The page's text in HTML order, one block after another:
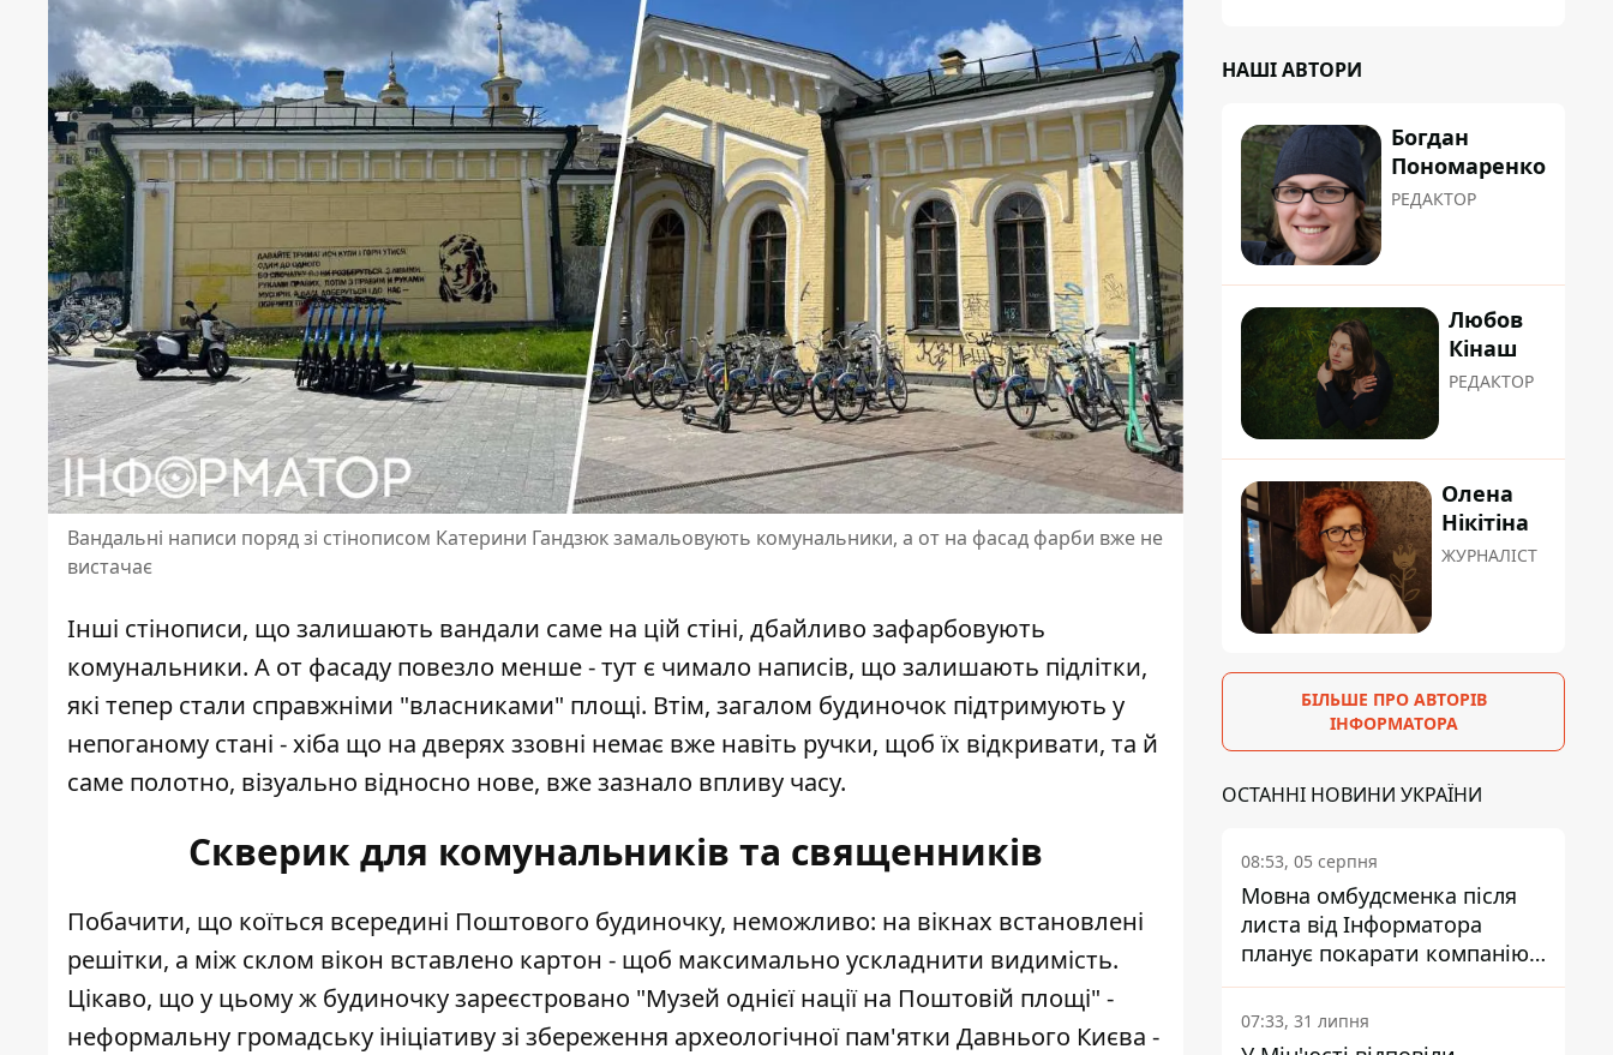
Вандальні написи поряд зі стінописом Катерини Гандзюк замальовують комунальники, а от на фасад фарби вже не
вистачає
Інші стінописи, що залишають вандали саме на цій стіні, дбайливо зафарбовують
комунальники. А от фасаду повезло менше - тут є чимало написів, що залишають підлітки,
які тепер стали справжніми "власниками" площі. Втім, загалом будиночок підтримують у
непоганому стані - хіба що на дверях ззовні немає вже навіть ручки, щоб їх відкривати, та й
саме полотно, візуально відносно нове, вже зазнало впливу часу.
Скверик для комунальників та священників
Побачити, що коїться всередині Поштового будиночку, неможливо: на вікнах встановлені
решітки, а між склом вікон вставлено картон - щоб максимально ускладнити видимість.
Цікаво, що у цьому ж будиночку зареєстровано "Музей однієї нації на Поштовій площі" -
неформальну громадську ініціативу зі збереження археологічної пам'ятки Давнього Києва -
НАШІ АВТОРИ
Богдан
Пономаренко
РЕДАКТОР
Любов
Кінаш
РЕДАКТОР
Олена
Нікітіна
ЖУРНАЛІСТ
БІЛЬШЕ ПРО АВТОРІВ
ІНФОРМАТОРА
ОСТАННІ НОВИНИ УКРАЇНИ
08:53, 05 серпня
Мовна омбудсменка після
листа від Інформатора
планує покарати компанію-
підрядника ПриватБанку
07:33, 31 липня